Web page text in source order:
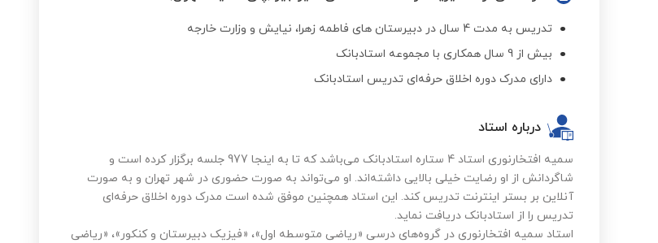
تدریس به مدت 4 سال در دبیرستان های فاطمه زهرا، نیایش و وزارت خارجه
بیش از 9 سال همکاری با مجموعه استادبانک
دارای مدرک دوره اخلاق حرفه‌ای تدریس استادبانک
درباره استاد
سمیه افتخارنوری استاد 4 ستاره استادبانک می‌باشد که تا به اینجا 977 جلسه برگزار کرده است و
شاگردانش از او رضایت خیلی بالایی داشته‌اند. او می‌تواند به صورت حضوری در شهر تهران و به صورت
آنلاین بر بستر اینترنت تدریس کند. این استاد همچنین موفق شده است مدرک دوره اخلاق حرفه‌ای
تدریس را از استادبانک دریافت نماید.
استاد سمیه افتخارنوری در گروه‌های درسی «ریاضی متوسطه اول»، «فیزیک دبیرستان و کنکور»، «ریاضی